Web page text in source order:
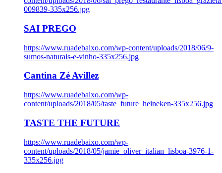
009839-335x256.jpg
SAI PREGO
https://www.ruadebaixo.com/wp-content/uploads/2018/06/9-
sumos-naturais-e-vinho-335x256.jpg
Cantina Zé Avillez
https://www.ruadebaixo.com/wp-
content/uploads/2018/05/taste_future_heineken-335x256.jpg
TASTE THE FUTURE
https://www.ruadebaixo.com/wp-
content/uploads/2018/05/jamie_oliver_italian_lisboa-3976-1-
335x256.jpg